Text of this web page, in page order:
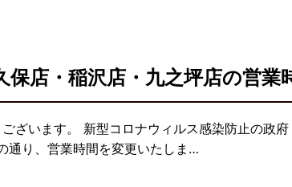
保店・稲沢店・九之坪店の営業
ざいます。 新型コロナウィルス感染防止の政府
通り、営業時間を変更いたしま…